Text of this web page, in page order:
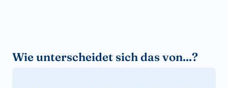
Wie unterscheidet sich das von...?